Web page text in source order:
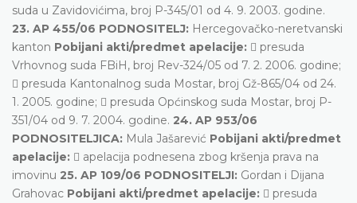
suda u Zavidovićima, broj P-345/01 od 4. 9. 2003. godine.
23. AP 455/06 PODNOSITELJ: Hercegovačko-neretvanski
kanton Pobijani akti/predmet apelacije:  presuda
Vrhovnog suda FBiH, broj Rev-324/05 od 7. 2. 2006. godine;
 presuda Kantonalnog suda Mostar, broj Gž-865/04 od 24.
1. 2005. godine;  presuda Općinskog suda Mostar, broj P-
351/04 od 9. 7. 2004. godine. 24. AP 953/06
PODNOSITELJICA: Mula Jašarević Pobijani akti/predmet
apelacije:  apelacija podnesena zbog kršenja prava na
imovinu 25. AP 109/06 PODNOSITELJI: Gordan i Dijana
Grahovac Pobijani akti/predmet apelacije:  presuda